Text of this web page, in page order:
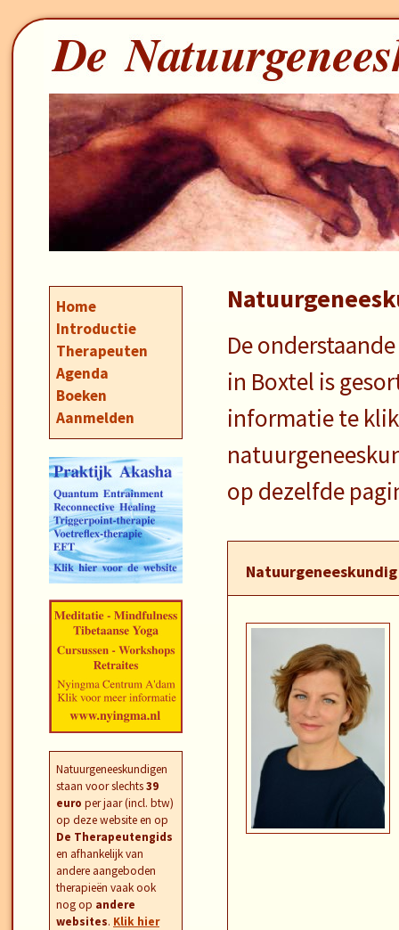
Home
Introductie
Therapeuten
Agenda
Boeken
Aanmelden
Natuurgeneeskundigen
staan voor slechts39
euro per jaar (incl. btw)
op deze website en op
De Therapeutengids
en afhankelijk van
andere aangeboden
therapieën vaak ook
nog op andere
websites. Klik hier
De
in Boxtel is
informatie te
op dezelfde